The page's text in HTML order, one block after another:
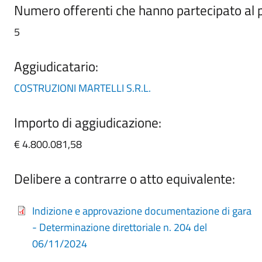
Numero offerenti che hanno partecipato al
5
Aggiudicatario:
COSTRUZIONI MARTELLI S.R.L.
Importo di aggiudicazione:
€ 4.800.081,58
Delibere a contrarre o atto equivalente:
Indizione e approvazione documentazione di gara
- Determinazione direttoriale n. 204 del
06/11/2024